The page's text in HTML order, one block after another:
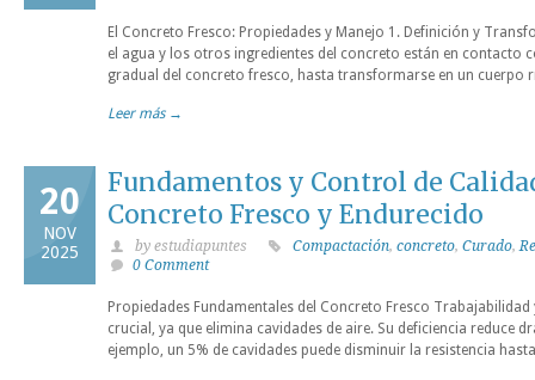
El Concreto Fresco: Propiedades y Manejo 1. Definición y
el agua y los otros ingredientes del concreto están en contacto
gradual del concreto fresco, hasta transformarse en un cuerpo
Leer más →
20
NOV
2025
Fundamentos y Control de
Concreto Fresco y Endurecido
by estudiapuntes Compactación, concreto, Curado,
0 Comment
Propiedades Fundamentales del Concreto Fresco
crucial, ya que elimina cavidades de aire. Su deficiencia reduce
ejemplo, un 5% de cavidades puede disminuir la resistencia